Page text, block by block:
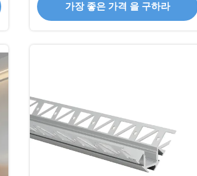
가장 좋은 가격 을 구하라